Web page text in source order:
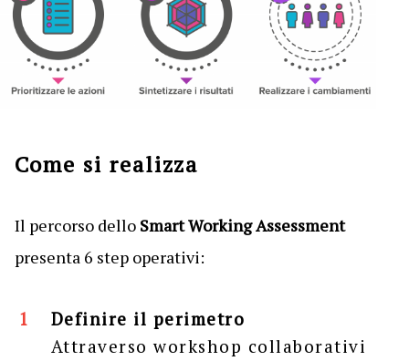
Come si realizza
Il percorso dello Smart Working Assessment
presenta 6 step operativi:
Definire il perimetro
Attraverso workshop collaborativi